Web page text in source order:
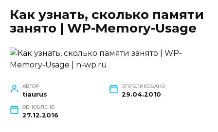
Как узнать, сколько памяти
занято | WP-Memory-Usage
АВТОР
tiaurus
ОПУБЛИКОВАНО
29.04.2010
ОБНОВЛЕНО
27.12.2016